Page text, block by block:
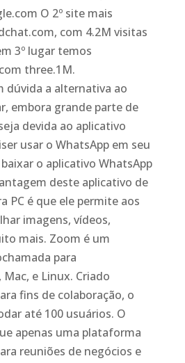
O 2º site mais
com 4.2M visitas
3º lugar temos
three.1M.
dúvida a alternativa ao
embora grande parte de
devida ao aplicativo
usar o WhatsApp em seu
baixar o aplicativo WhatsApp
deste aplicativo de
PC é que ele permite aos
imagens, vídeos,
mais. Zoom é um
para
e Linux. Criado
fins de colaboração, o
até 100 usuários. O
apenas uma plataforma
reuniões de negócios e